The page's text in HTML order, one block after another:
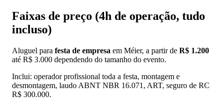
Faixas de preço (4h de operação, tudo
incluso)
Aluguel para festa de empresa em Méier, a partir de R$ 1.200
até R$ 3.000 dependendo do tamanho do evento.
Inclui: operador profissional toda a festa, montagem e
desmontagem, laudo ABNT NBR 16.071, ART, seguro de RC
R$ 300.000.